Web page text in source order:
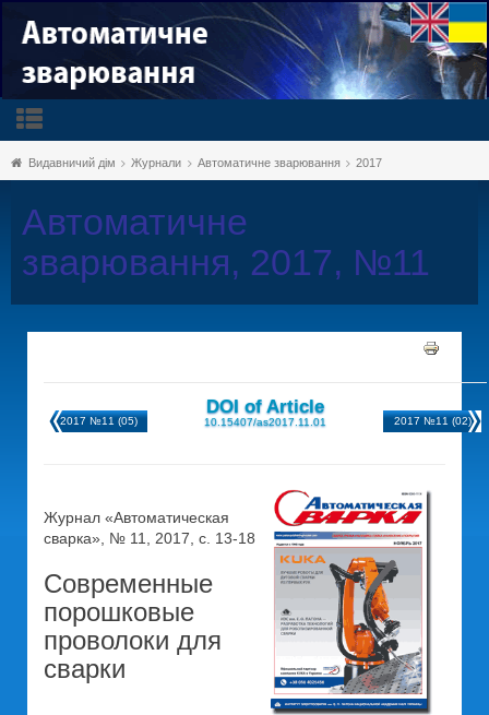
Видавничий дім Журнали Автоматичне зварювання 2017
Автоматичне
зварювання, 2017, №11
2017 №11 (05)
DOI of Article
10.15407/as2017.11.01 2017 №11 (02)
Журнал «Автоматическая
сварка», № 11, 2017, с. 13-18
Современные
порошковые
проволоки для
сварки